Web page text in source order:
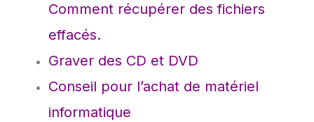
Comment récupérer des fichiers
effacés.
Graver des CD et DVD
Conseil pour l’achat de matériel
informatique